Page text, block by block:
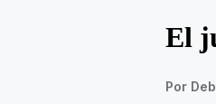
El
Por